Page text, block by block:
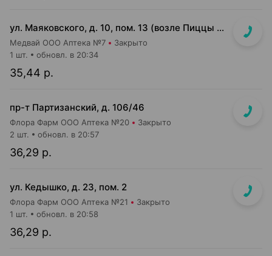
ул. Маяковского, д. 10, пом. 13 (возле Пиццы Мании)
Медвай ООО Аптека №7 Закрыто
35,44 р.
1 шт. обновл. в 20:34
пр-т Партизанский, д. 106/46
Флора Фарм ООО Аптека №20 Закрыто
36,29 р.
2 шт. обновл. в 20:57
ул. Кедышко, д. 23, пом. 2
Флора Фарм ООО Аптека №21 Закрыто
36,29 р.
1 шт. обновл. в 20:58